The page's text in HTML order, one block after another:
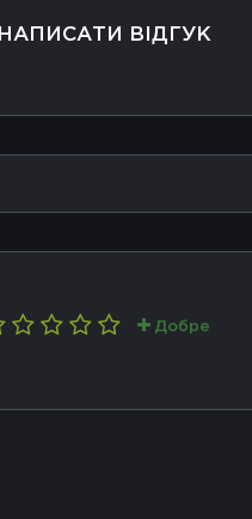
НАПИСАТИ ВІДГУК
Добре